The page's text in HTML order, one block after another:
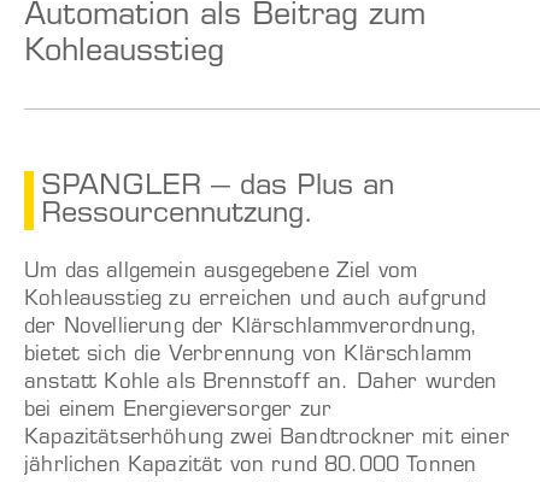
Automation als Beitrag zum
Kohleausstieg
SPANGLER – das Plus an
Ressourcennutzung.
Um das allgemein ausgegebene Ziel vom
Kohleausstieg zu erreichen und auch aufgrund
der Novellierung der Klärschlammverordnung,
bietet sich die Verbrennung von Klärschlamm
anstatt Kohle als Brennstoff an. Daher wurden
bei einem Energieversorger zur
Kapazitätserhöhung zwei Bandtrockner mit einer
jährlichen Kapazität von rund 80.000 Tonnen